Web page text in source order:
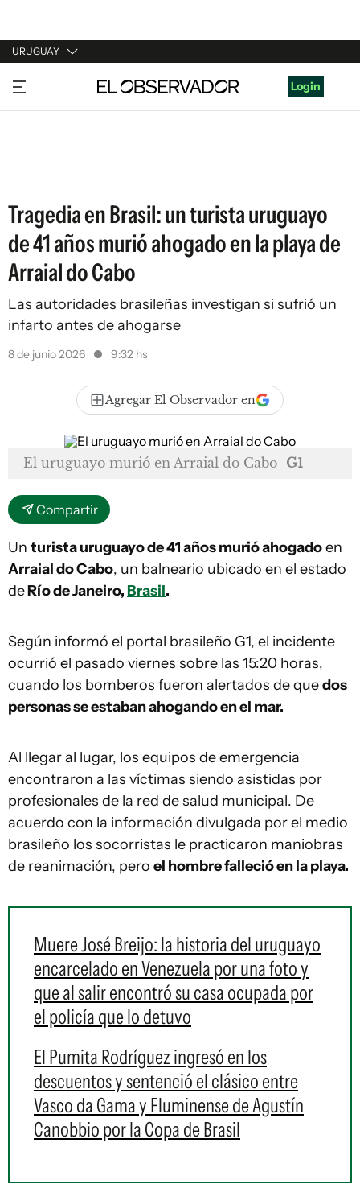
URUGUAY
URUGUAY
ARGENTINA
Login
Tragedia en Brasil: un turista uruguayo
de 41 años murió ahogado en la playa de
Arraial do Cabo
Las autoridades brasileñas investigan si sufrió un
infarto antes de ahogarse
8 de junio 2026 9:32 hs
Agregar El Observador en
El uruguayo murió en Arraial do Cabo G1
Compartir
Un turista uruguayo de 41 años murió ahogadoen
Arraial do Cabo, un balneario ubicado en el estado
deRío de Janeiro,Brasil.
Según informó el portal brasileño G1, el incidente
ocurrió el pasado viernes sobre las 15:20 horas,
cuando los bomberos fueron alertados de quedos
personas se estaban ahogando en el mar.
Al llegar al lugar, los equipos de emergencia
encontraron a las víctimas siendo asistidas por
profesionales de la red de salud municipal. De
acuerdo con la información divulgada por el medio
brasileño los socorristas le practicaron maniobras
de reanimación, pero el hombre falleció en la playa.
Muere José Breijo: la historia del uruguayo
encarcelado en Venezuela por una foto y
que al salir encontró su casa ocupada por
el policía que lo detuvo
El Pumita Rodríguez ingresó en los
descuentos y sentenció el clásico entre
Vasco da Gama y Fluminense de Agustín
Canobbio por la Copa de Brasil